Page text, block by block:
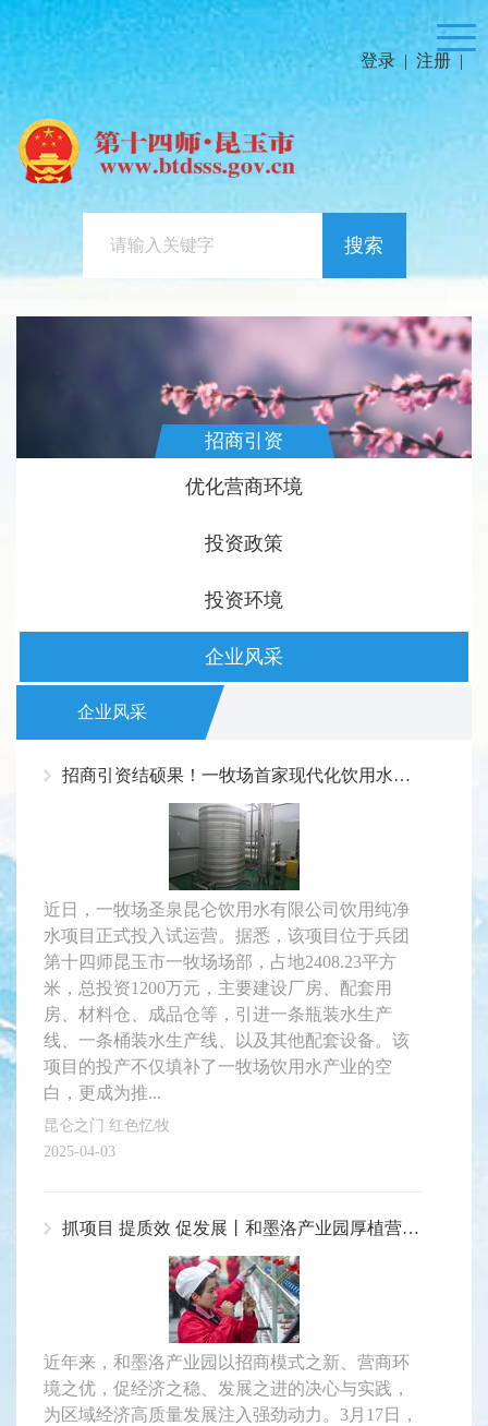
登录 | 注册 |
搜索
招商引资
优化营商环境
投资政策
投资环境
企业风采
企业风采
招商引资结硕果！一牧场首家现代化饮用水厂试运营！
近日，一牧场圣泉昆仑饮用水有限公司饮用纯净
水项目正式投入试运营。据悉，该项目位于兵团
第十四师昆玉市一牧场场部，占地2408.23平方
米，总投资1200万元，主要建设厂房、配套用
房、材料仓、成品仓等，引进一条瓶装水生产
线、一条桶装水生产线、以及其他配套设备。该
项目的投产不仅填补了一牧场饮用水产业的空
白，更成为推...
昆仑之门 红色忆牧
2025-04-03
抓项目 提质效 促发展丨和墨洛产业园厚植营商“沃土” 绽放经济“繁花”
近年来，和墨洛产业园以招商模式之新、营商环
境之优，促经济之稳、发展之进的决心与实践，
为区域经济高质量发展注入强劲动力。3月17日，